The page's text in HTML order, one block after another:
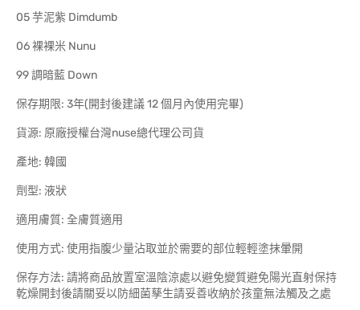
05 芋泥紫 Dimdumb
06 裸裸米 Nunu
99 調暗藍 Down
保存期限: 3年(開封後建議 12 個月內使用完畢)
貨源: 原廠授權台灣nuse總代理公司貨
產地: 韓國
劑型: 液狀
適用膚質: 全膚質適用
使用方式: 使用指腹少量沾取並於需要的部位輕輕塗抹暈開
保存方法: 請將商品放置室溫陰涼處以避免變質避免陽光直射保持
乾燥開封後請關妥以防細菌孳生請妥善收納於孩童無法觸及之處